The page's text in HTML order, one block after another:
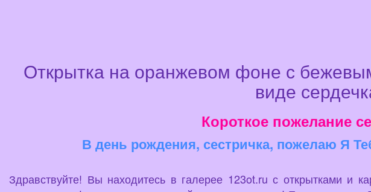
Открытка на оранжевом фоне с
виде
Короткое пожелание
В день рождения, сестричка, пожелаю Я
Здравствуйте! Вы находитесь в галерее 123ot.ru с открытками и